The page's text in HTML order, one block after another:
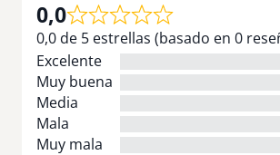
0,0
0,0 de 5 estrellas (basado en 0
Excelente
Muy buena
Media
Mala
Muy mala